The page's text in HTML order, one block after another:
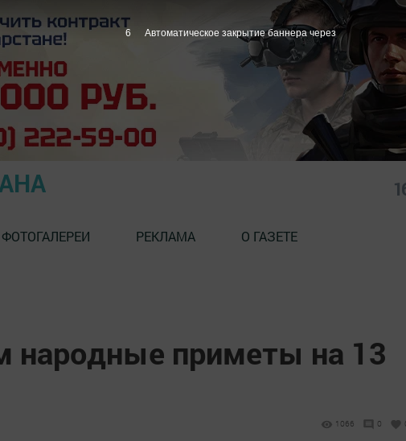
ФОТОГАЛЕРЕИ РЕКЛАМА О ГАЗЕТЕ
народные приметы на 13
1066 0
5 Автоматическое закрытие баннера через